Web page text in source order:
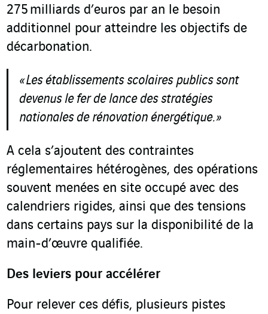
275 milliards d’euros par an le besoin
additionnel pour atteindre les objectifs de
décarbonation.
« Les établissements scolaires publics sont
devenus le fer de lance des stratégies
nationales de rénovation énergétique. »
A cela s’ajoutent des contraintes
réglementaires hétérogènes, des opérations
souvent menées en site occupé avec des
calendriers rigides, ainsi que des tensions
dans certains pays sur la disponibilité de la
main-d’œuvre qualifiée.
Des leviers pour accélérer
Pour relever ces défis, plusieurs pistes